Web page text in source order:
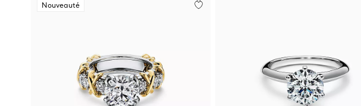
Nouveauté